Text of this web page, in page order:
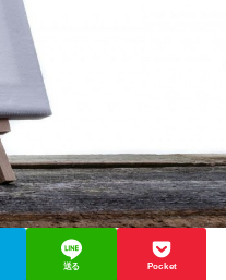
送る Pocket